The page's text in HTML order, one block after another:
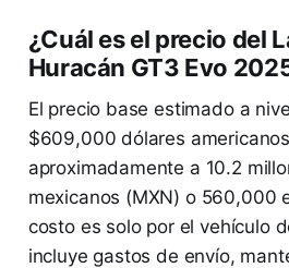
¿Cuál es el precio del
Huracán GT3 Evo
El precio base estimado a
$609,000 dólares
aproximadamente a 10.2
mexicanos (MXN) o 560,000
costo es solo por el vehículo
incluye gastos de envío,